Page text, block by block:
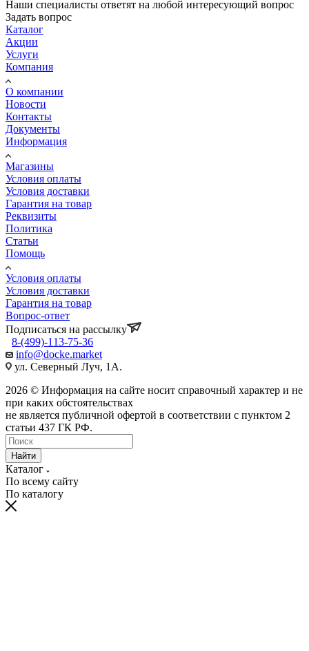
Наши специалисты ответят на любой интересующий вопрос
Задать вопрос
Каталог
Акции
Услуги
Компания
О компании
Новости
Контакты
Документы
Информация
Магазины
Условия оплаты
Условия доставки
Гарантия на товар
Реквизиты
Политика
Статьи
Помощь
Условия оплаты
Условия доставки
Гарантия на товар
Вопрос-ответ
Подписаться на рассылку
8-(499)-113-75-36
info@docke.market
ул. Северный Луч, 1А.
2026 © Информация на сайте носит справочный характер и не
при каких обстоятельствах
не является публичной офертой в соответствии с пунктом 2
статьи 437 ГК РФ.
Найти
Каталог
По всему сайту
По каталогу